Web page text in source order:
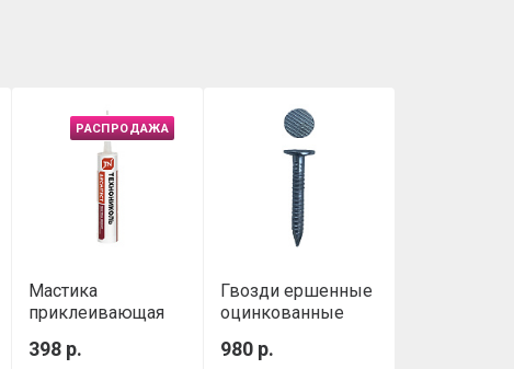
РАСПРОДАЖА
Мастика
приклеивающая
Картридж 0,4 кг,
398 р.
Гвозди ершенные
оцинкованные
уп.)
980 р.